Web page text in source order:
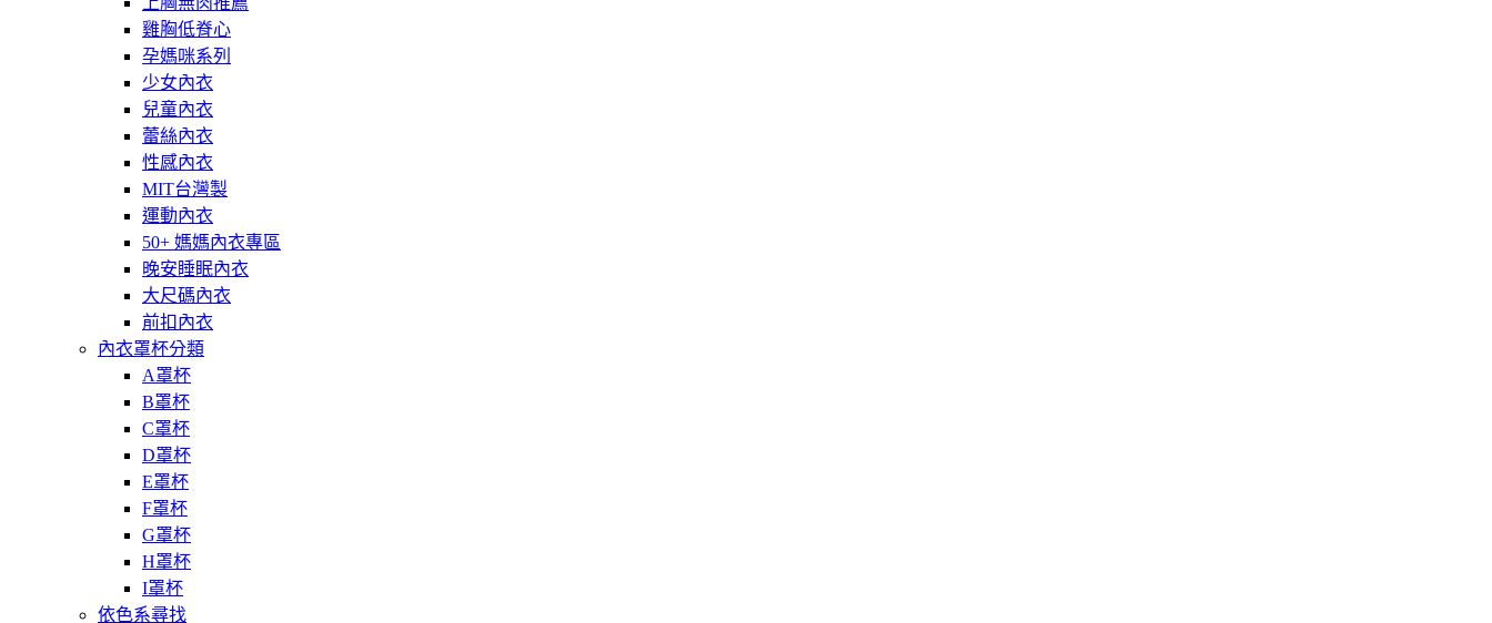
雞胸低脊心
孕媽咪系列
少女內衣
兒童內衣
蕾絲內衣
性感內衣
MIT台灣製
運動內衣
50+ 媽媽內衣專區
晚安睡眠內衣
大尺碼內衣
前扣內衣
內衣罩杯分類
A罩杯
B罩杯
C罩杯
D罩杯
E罩杯
F罩杯
G罩杯
H罩杯
I罩杯
依色系尋找